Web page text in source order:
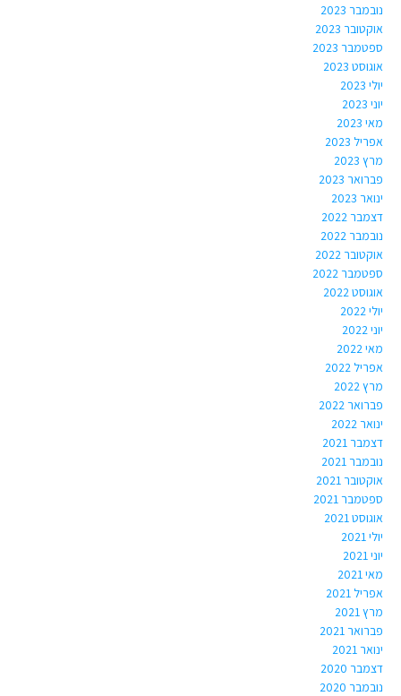
נובמבר 2023
אוקטובר 2023
ספטמבר 2023
אוגוסט 2023
יולי 2023
יוני 2023
מאי 2023
אפריל 2023
מרץ 2023
פברואר 2023
ינואר 2023
דצמבר 2022
נובמבר 2022
אוקטובר 2022
ספטמבר 2022
אוגוסט 2022
יולי 2022
יוני 2022
מאי 2022
אפריל 2022
מרץ 2022
פברואר 2022
ינואר 2022
דצמבר 2021
נובמבר 2021
אוקטובר 2021
ספטמבר 2021
אוגוסט 2021
יולי 2021
יוני 2021
מאי 2021
אפריל 2021
מרץ 2021
פברואר 2021
ינואר 2021
דצמבר 2020
נובמבר 2020